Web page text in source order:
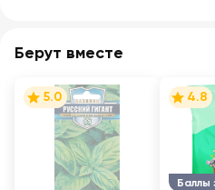
Берут вместе
5.0
Баллы
4.8